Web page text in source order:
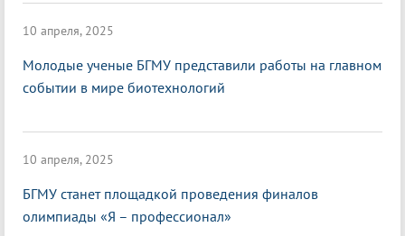
10 апреля, 2025
Молодые ученые БГМУ представили работы на главном
событии в мире биотехнологий
10 апреля, 2025
БГМУ станет площадкой проведения финалов
олимпиады «Я – профессионал»